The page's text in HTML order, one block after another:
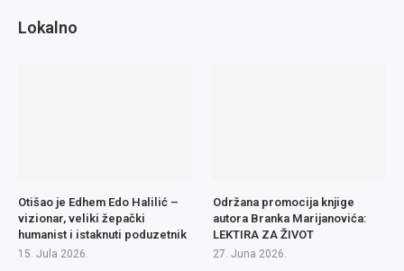
Lokalno
Otišao je Edhem Edo Halilić –
vizionar, veliki žepački
humanist i istaknuti poduzetnik
15. Jula 2026.
Održana promocija knjige
autora Branka Marijanovića:
LEKTIRA ZA ŽIVOT
27. Juna 2026.